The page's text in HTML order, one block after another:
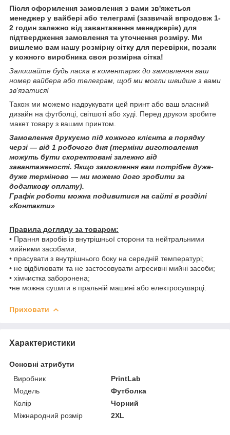
Після оформлення замовлення з вами зв'яжеться
менеджер у вайбері або телеграмі (зазвичай впродовж 1-
2 годин залежно від завантаження менеджерів) для
підтвердження замовлення та уточнення розміру. Ми
вишлемо вам нашу розмірну сітку для перевірки, позаяк
у кожного виробника своя розмірна сітка!
Залишайте будь ласка в коментарях до замовлення ваш
номер вайбера або телеграм, щоб ми могли швидше з вами
зв'язатися!
Також ми можемо надрукувати цей принт або ваш власний
дизайн на футболці, світшоті або худі. Перед друком зробите
макет товару з вашим принтом.
Замовлення друкуємо під кожного клієнта в порядку
черзі — від 1 робочого дня (терміни виготовлення
можуть бути скоректовані залежно від
завантаженості. Якщо замовлення вам потрібне дуже-
дуже терміново — ми можемо його зробити за
додаткову оплату).
Графік роботи можна подивитися на сайті в розділі
«Контакти»
Правила догляду за товаром:
• Прання виробів із внутрішньої сторони та нейтральними
мийними засобами;
• прасувати з внутрішнього боку на середній температурі;
• не відбілювати та не застосовувати агресивні мийні засоби;
• хімчистка заборонена;
•не можна сушити в пральній машині або електросушарці.
Приховати
Характеристики
Основні атрибути
Виробник
PrintLab
Модель
Футболка
Колір
Чорний
Міжнародний розмір
2XL